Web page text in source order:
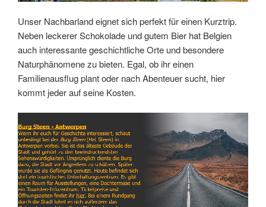
Unser Nachbarland eignet sich perfekt für einen Kurztrip.
Neben leckerer Schokolade und gutem Bier hat Belgien
auch interessante geschichtliche Orte und besondere
Naturphänomene zu bieten. Egal, ob ihr einen
Familienausflug plant oder nach Abenteuer sucht, hier
kommt jeder auf seine Kosten.